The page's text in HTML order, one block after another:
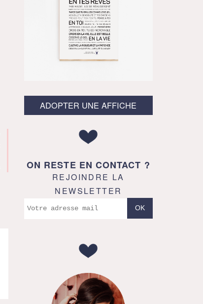
ADOPTER UNE AFFICHE
ON RESTE EN CONTACT ?
REJOINDRE LA
NEWSLETTER